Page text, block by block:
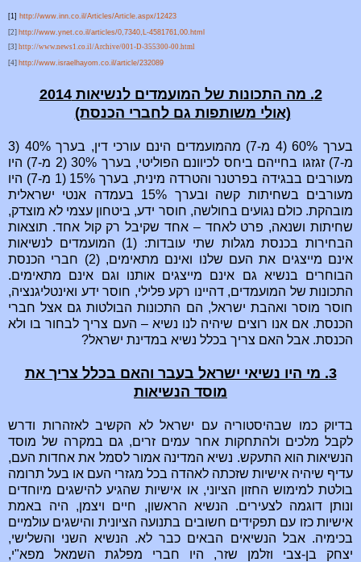
[1] http://www.inn.co.il/Articles/Article.aspx/12423
[2] http://www.ynet.co.il/articles/0,7340,L-4581761,00.html
[3] http://www.news1.co.il/Archive/001-D-355300-00.html
[4] http://www.israelhayom.co.il/article/232089
2. מה התכונות של המועמדים לנשיאות 2014
(אולי משותפות גם לחברי הכנסת)
בערך 60% (4 מ-7) מהמועמדים הינם עורכי דין, בערך 40% (3
מ-7) זגזגו בחייהם ביחס לכיוונם הפוליטי, בערך 30% (2 מ-7) היו
מעורבים בבגידה בפרטנר והטרדה מינית, בערך 15% (1 מ-7) היו
מעורבים בשחיתות קשה ובערך 15% בעמדה אנטי ישראלית
מובהקת. כולם נגועים בחולשה, חוסר ידע, ביטחון עצמי לא מוצדק,
שחיתות ושנאה, פרט לאחד – אחד שקיבל רק קול אחד. תוצאות
הבחירות בכנסת מגלות שתי עובדות: (1) המועמדים לנשיאות
אינם מייצגים את העם שלנו ואינם מתאימים, (2) חברי הכנסת
הבוחרים בנשיא גם אינם מייצגים אותנו וגם אינם מתאימים.
התכונות של המועמדים, דהיינו רקע פלילי, חוסר ידע ואינטליגנציה,
חוסר מוסר ואהבת ישראל, הם התכונות הבולטות גם אצל חברי
הכנסת. אם אנו רוצים שיהיה לנו נשיא – העם צריך לבחור בו ולא
הכנסת. אבל האם צריך בכלל נשיא במדינת ישראל?
3. מי היו נשיאי ישראל בעבר והאם בכלל צריך את
מוסד הנשיאות
בדיוק כמו שבהיסטוריה עם ישראל לא הקשיב לאזהרות ודרש
לקבל מלכים ולהתחקות אחר עמים זרים, גם במקרה של מוסד
הנשיאות הוא התעקש. נשיא המדינה אמור לסמל את אחדות העם,
עדיף שיהיה אישיות שזכתה לאהדה בכל מגזרי העם או בעל תרומה
בולטת למימוש החזון הציוני, או אישיות שהגיע להישגים מיוחדים
ונותן דוגמה לצעירים. הנשיא הראשון, חיים ויצמן, היה באמת
אישיות כזו עם תפקידים חשובים בתנועה הציונית והישגים עולמיים
בכימיה. אבל הנשיאים הבאים כבר לא. הנשיא השני והשלישי,
יצחק בן-צבי וזלמן שזר, היו חברי מפלגת השמאל מפא"י,